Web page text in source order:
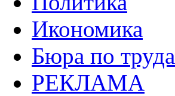
Икономика
Бюра по труда
РЕКЛАМА